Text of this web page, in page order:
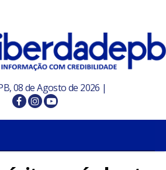
08 de Agosto de 2026 |